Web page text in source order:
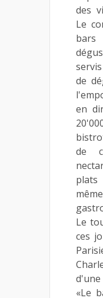
des
Le
de
en
de
plats
Le
ces
«Le